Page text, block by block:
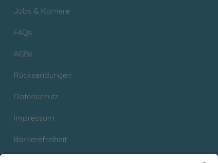
Jobs & Karriere
FAQs
AGBs
Rücksendungen
Datenschutz
Impressum
Barrierefreiheit